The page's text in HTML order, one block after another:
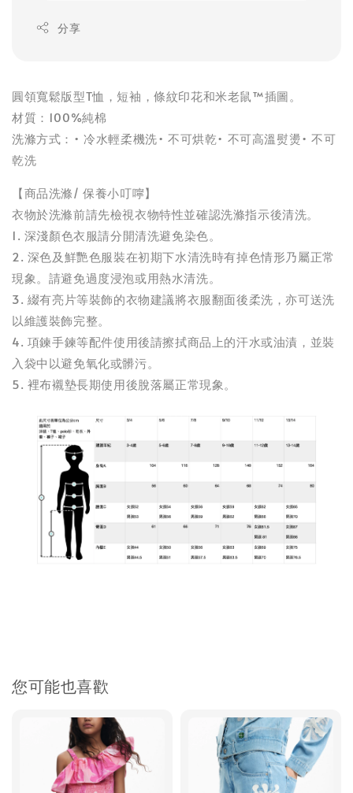
分享
圓領寬鬆版型T恤，短袖，條紋印花和米老鼠™插圖。
材質：100%純棉
洗滌方式：• 冷水輕柔機洗• 不可烘乾• 不可高溫熨燙• 不可
乾洗
【商品洗滌/ 保養小叮嚀】
衣物於洗滌前請先檢視衣物特性並確認洗滌指示後清洗。
1. 深淺顏色衣服請分開清洗避免染色。
2. 深色及鮮艷色服裝在初期下水清洗時有掉色情形乃屬正常
現象。請避免過度浸泡或用熱水清洗。
3. 綴有亮片等裝飾的衣物建議將衣服翻面後柔洗，亦可送洗
以維護裝飾完整。
4. 項鍊手鍊等配件使用後請擦拭商品上的汗水或油漬，並裝
入袋中以避免氧化或髒污。
5. 裡布襯墊長期使用後脫落屬正常現象。
您可能也喜歡